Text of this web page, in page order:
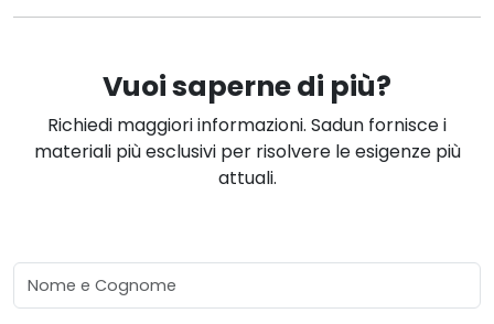
Vuoi saperne di più?
Richiedi maggiori informazioni. Sadun fornisce i
materiali più esclusivi per risolvere le esigenze più
attuali.
Nome e Cognome